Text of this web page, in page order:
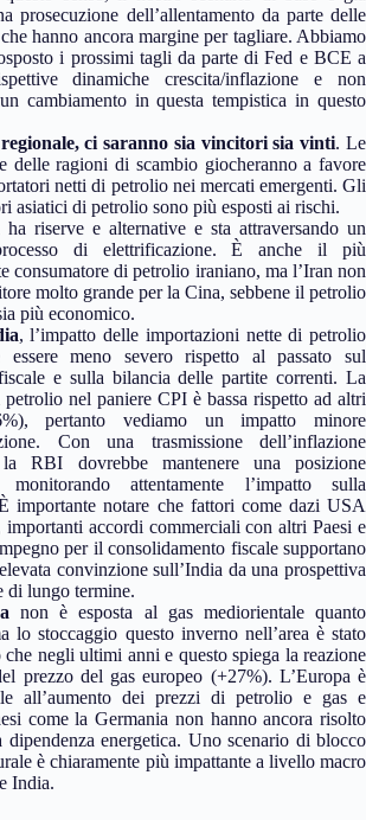
prosecuzione dell’allentamento da parte delle
hanno ancora margine per tagliare. Abbiamo
i prossimi tagli da parte di Fed e BCE a
dinamiche crescita/inflazione e non
cambiamento in questa tempistica in questo
ci saranno sia vincitori sia vinti. Le
delle ragioni di scambio giocheranno a favore
netti di petrolio nei mercati emergenti. Gli
asiatici di petrolio sono più esposti ai rischi.
ha riserve e alternative e sta attraversando un
di elettrificazione. È anche il più
consumatore di petrolio iraniano, ma l’Iran non
molto grande per la Cina, sebbene il petrolio
più economico.
, l’impatto delle importazioni nette di petrolio
essere meno severo rispetto al passato sul
e sulla bilancia delle partite correnti. La
petrolio nel paniere CPI è bassa rispetto ad altri
pertanto vediamo un impatto minore
Con una trasmissione dell’inflazione
RBI dovrebbe mantenere una posizione
monitorando attentamente l’impatto sulla
importante notare che fattori come dazi USA
importanti accordi commerciali con altri Paesi e
per il consolidamento fiscale supportano
convinzione sull’India da una prospettiva
di lungo termine.
non è esposta al gas mediorientale quanto
lo stoccaggio questo inverno nell’area è stato
che negli ultimi anni e questo spiega la reazione
prezzo del gas europeo (+27%). L’Europa è
all’aumento dei prezzi di petrolio e gas e
come la Germania non hanno ancora risolto
dipendenza energetica. Uno scenario di blocco
è chiaramente più impattante a livello macro
India.